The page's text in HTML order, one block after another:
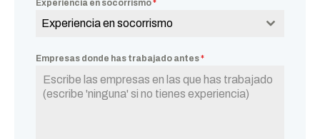
Experiencia en socorrismo*
Experiencia en socorrismo
Empresas donde has trabajado antes*